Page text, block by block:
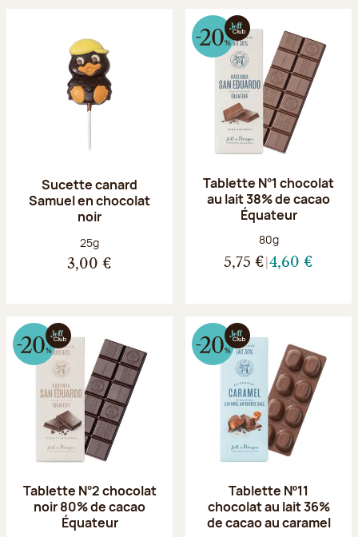
Sucette canard
Samuel en chocolat
noir
Poids net :
25g
3,00 €
Tablette N°1 chocolat
au lait 38% de cacao
Équateur
Poids net :
80g
5,75 € 4,60 €
Tablette N°2 chocolat
noir 80% de cacao
Équateur
Tablette Nº11
chocolat au lait 36%
de cacao au caramel